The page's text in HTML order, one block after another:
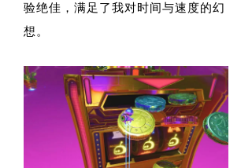
验绝佳，满足了我对时间与速度的幻
想。